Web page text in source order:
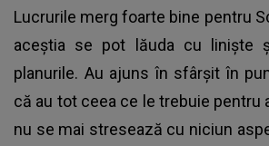
Lucrurile merg foarte bine pentru
aceștia se pot lăuda cu liniște
planurile. Au ajuns în sfârșit în
că au tot ceea ce le trebuie pentru
nu se mai stresează cu niciun